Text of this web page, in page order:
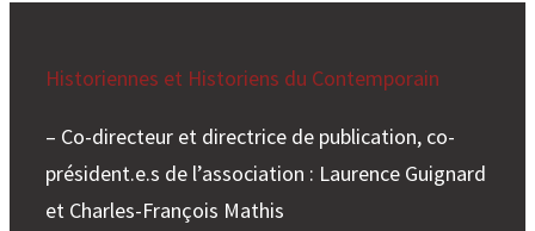
Historiennes et Historiens du Contemporain
– Co-directeur et directrice de publication, co-
président.e.s de l’association : Laurence Guignard
et Charles-François Mathis